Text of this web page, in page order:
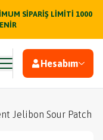
SİPARİŞ LİMİTİ 1000
Hesabım
Jelibon Sour Patch